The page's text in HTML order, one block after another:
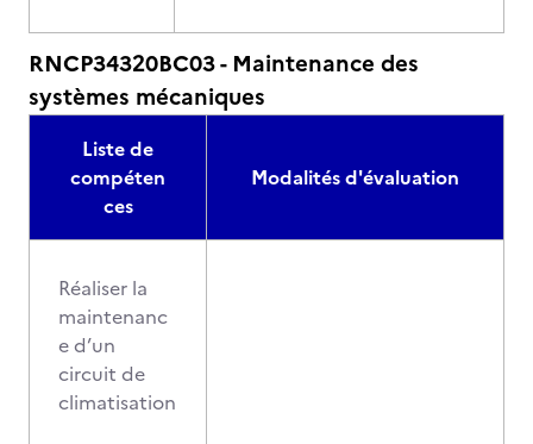
RNCP34320BC03 - Maintenance des
systèmes mécaniques
Liste de
compéten
ces
Modalités d'évaluation
Réaliser la
maintenanc
e d’un
circuit de
climatisation